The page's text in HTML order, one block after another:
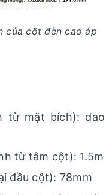
của cột đèn cao áp
từ mặt bích): dao
từ tâm cột): 1.5m
đầu cột): 78mm